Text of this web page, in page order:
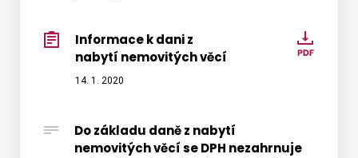
Informace k dani z
nabytí nemovitých věcí
14. 1. 2020
Do základu daně z nabytí
nemovitých věcí se DPH nezahrnuje